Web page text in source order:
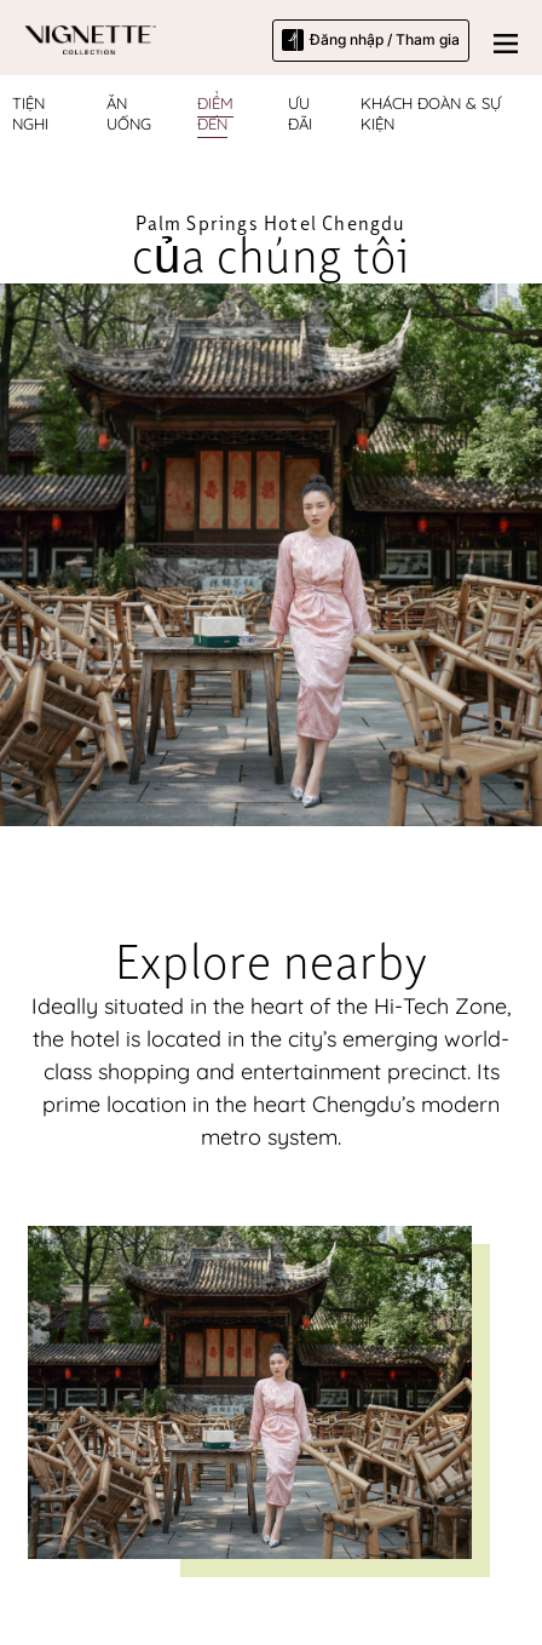
Đăng nhập / Tham gia
TIỆN
NGHI
ĂN
UỐNG
ĐIỂM
ĐẾN
ƯU
ĐÃI
KHÁCH ĐOÀN & SỰ
KIỆN
Palm Springs Hotel Chengdu
của chúng tôi
Explore nearby
Ideally situated in the heart of the Hi-Tech Zone,
the hotel is located in the city’s emerging world-
class shopping and entertainment precinct. Its
prime location in the heart Chengdu’s modern
metro system.